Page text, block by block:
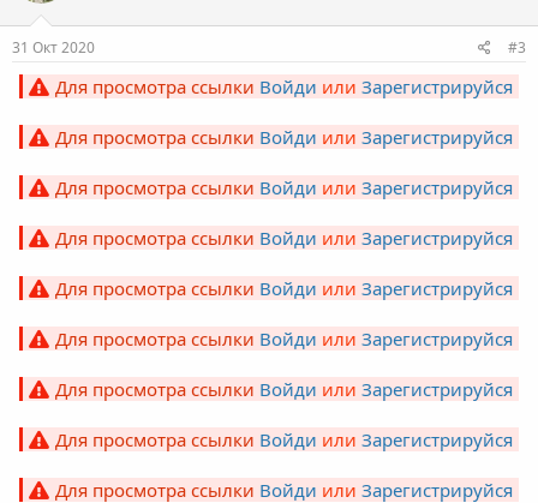
31 Окт 2020 #3
Для просмотра ссылки Войди или Зарегистрируйся
Для просмотра ссылки Войди или Зарегистрируйся
Для просмотра ссылки Войди или Зарегистрируйся
Для просмотра ссылки Войди или Зарегистрируйся
Для просмотра ссылки Войди или Зарегистрируйся
Для просмотра ссылки Войди или Зарегистрируйся
Для просмотра ссылки Войди или Зарегистрируйся
Для просмотра ссылки Войди или Зарегистрируйся
Для просмотра ссылки Войди или Зарегистрируйся